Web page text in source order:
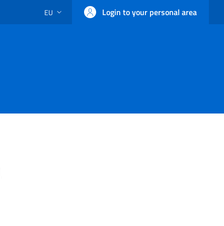
LANGUAGE SWITCHER: CURRENT LANGUAGE
EU Login to your personal area